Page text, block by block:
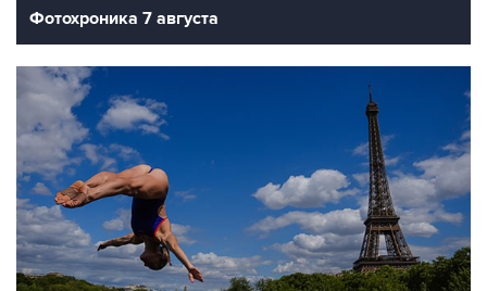
Фотохроника 7 августа